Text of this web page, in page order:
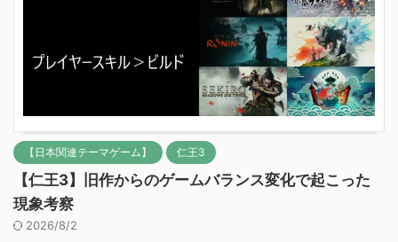
【日本関連テーマゲーム】 仁王3
【仁王3】旧作からのゲームバランス変化で起こった
現象考察
2026/8/2